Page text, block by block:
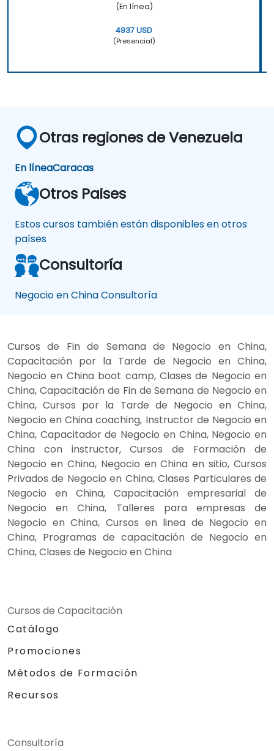
(En línea)
4937 USD
(Presencial)
Otras regiones de Venezuela
En líneaCaracas
Otros Paises
Estos cursos también están disponibles en otros
países
Consultoría
Negocio en China Consultoría
Cursos de Fin de Semana de Negocio en China,
Capacitación por la Tarde de Negocio en China,
Negocio en China boot camp, Clases de Negocio en
China, Capacitación de Fin de Semana de Negocio en
China, Cursos por la Tarde de Negocio en China,
Negocio en China coaching, Instructor de Negocio en
China, Capacitador de Negocio en China, Negocio en
China con instructor, Cursos de Formación de
Negocio en China, Negocio en China en sitio, Cursos
Privados de Negocio en China, Clases Particulares de
Negocio en China, Capacitación empresarial de
Negocio en China, Talleres para empresas de
Negocio en China, Cursos en linea de Negocio en
China, Programas de capacitación de Negocio en
China, Clases de Negocio en China
Cursos de Capacitación
Catálogo
Promociones
Métodos de Formación
Recursos
Consultoría